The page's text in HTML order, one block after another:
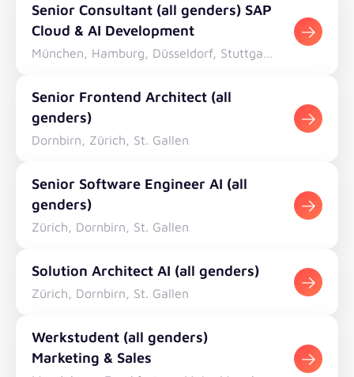
Senior Consultant (all genders) SAP
Cloud & AI Development
Senior Frontend Architect (all
genders)
Dornbirn, Zürich, St. Gallen
Senior Software Engineer AI (all
genders)
Zürich, Dornbirn, St. Gallen
Solution Architect AI (all genders)
Zürich, Dornbirn, St. Gallen
Werkstudent (all genders)
Marketing & Sales